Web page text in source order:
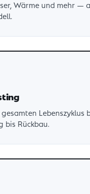
Wärme und mehr —
gesamten Lebenszyklus
bis Rückbau.